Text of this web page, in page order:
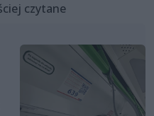
czytane